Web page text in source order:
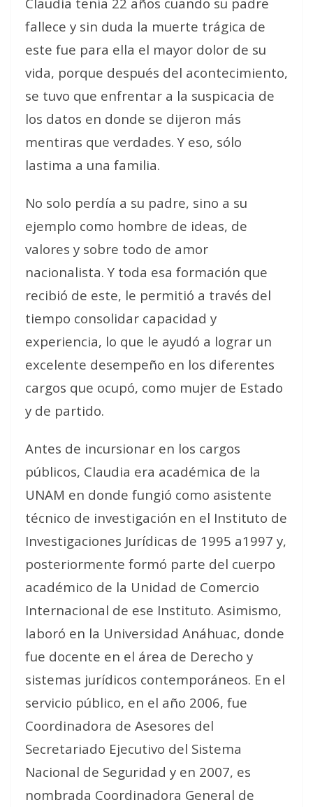
fallece y sin duda la muerte trágica de
este fue para ella el mayor dolor de su
vida, porque después del acontecimiento,
se tuvo que enfrentar a la suspicacia de
los datos en donde se dijeron más
mentiras que verdades. Y eso, sólo
lastima a una familia.
No solo perdía a su padre, sino a su
ejemplo como hombre de ideas, de
valores y sobre todo de amor
nacionalista. Y toda esa formación que
recibió de este, le permitió a través del
tiempo consolidar capacidad y
experiencia, lo que le ayudó a lograr un
excelente desempeño en los diferentes
cargos que ocupó, como mujer de Estado
y de partido.
Antes de incursionar en los cargos
públicos, Claudia era académica de la
UNAM en donde fungió como asistente
técnico de investigación en el Instituto de
Investigaciones Jurídicas de 1995 a1997 y,
posteriormente formó parte del cuerpo
académico de la Unidad de Comercio
Internacional de ese Instituto. Asimismo,
laboró en la Universidad Anáhuac, donde
fue docente en el área de Derecho y
sistemas jurídicos contemporáneos. En el
servicio público, en el año 2006, fue
Coordinadora de Asesores del
Secretariado Ejecutivo del Sistema
Nacional de Seguridad y en 2007, es
nombrada Coordinadora General de